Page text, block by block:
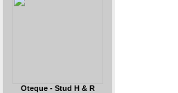
Oteque - Stud H & R